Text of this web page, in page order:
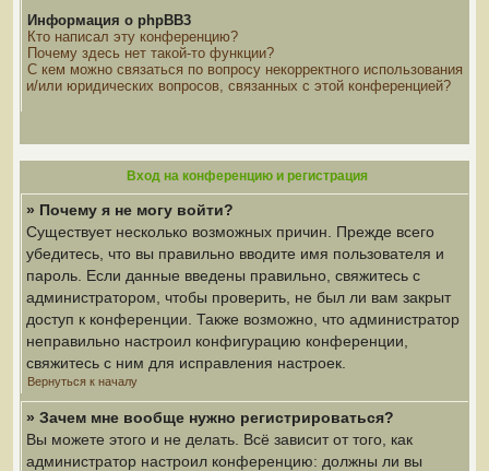
Информация о phpBB3
Кто написал эту конференцию?
Почему здесь нет такой-то функции?
С кем можно связаться по вопросу некорректного использования
и/или юридических вопросов, связанных с этой конференцией?
Вход на конференцию и регистрация
» Почему я не могу войти?
Существует несколько возможных причин. Прежде всего
убедитесь, что вы правильно вводите имя пользователя и
пароль. Если данные введены правильно, свяжитесь с
администратором, чтобы проверить, не был ли вам закрыт
доступ к конференции. Также возможно, что администратор
неправильно настроил конфигурацию конференции,
свяжитесь с ним для исправления настроек.
Вернуться к началу
» Зачем мне вообще нужно регистрироваться?
Вы можете этого и не делать. Всё зависит от того, как
администратор настроил конференцию: должны ли вы